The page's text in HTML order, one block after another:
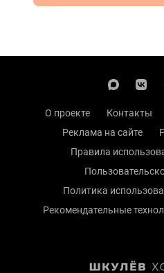
О проекте Контакты
Реклама на сайте
Правила
Политика
Рекомендательные